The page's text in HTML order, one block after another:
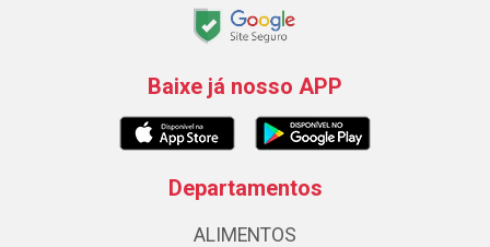
Baixe já nosso APP
Departamentos
ALIMENTOS